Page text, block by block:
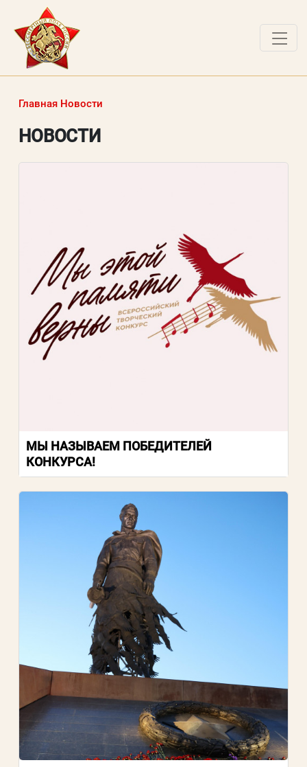
РАБОТЫ ПОБЕДИТЕЛЕЙ
Логин (электронная почта)
Пароль
ВОЙТИ
Забыли пароль?
Главная Новости
НОВОСТИ
МЫ НАЗЫВАЕМ ПОБЕДИТЕЛЕЙ
КОНКУРСА!